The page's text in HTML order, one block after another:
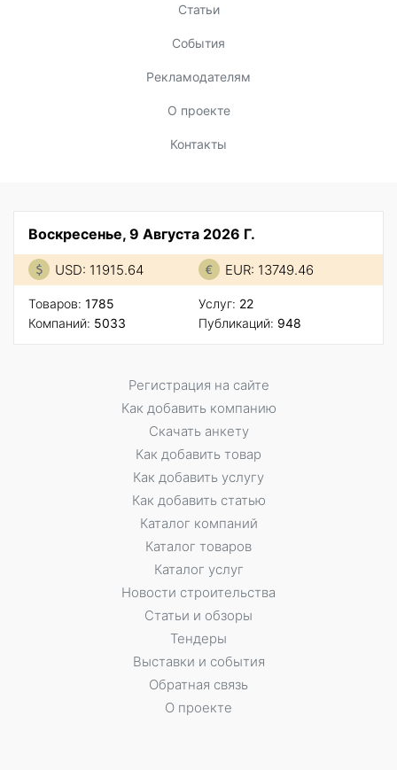
Статьи
События
Рекламодателям
О проекте
Контакты
Воскресенье, 9 Августа 2026 Г.
USD: 11915.64 EUR: 13749.46
Товаров: 1785
Компаний: 5033
Услуг: 22
Публикаций: 948
Регистрация на сайте
Как добавить компанию
Скачать анкету
Как добавить товар
Как добавить услугу
Как добавить статью
Каталог компаний
Каталог товаров
Каталог услуг
Новости строительства
Статьи и обзоры
Тендеры
Выставки и события
Обратная связь
О проекте